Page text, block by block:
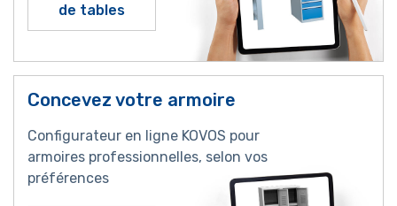
de tables
Concevez votre armoire
Configurateur en ligne KOVOS pour
armoires professionnelles, selon vos
préférences